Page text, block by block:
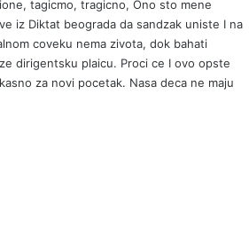
tagicmo, tragicno, Ono sto mene
iz Diktat beograda da sandzak uniste I na
coveku nema zivota, dok bahati
dirigentsku plaicu. Proci ce I ovo opste
za novi pocetak. Nasa deca ne maju